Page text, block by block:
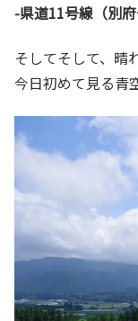
-県道11号線（別
そしてそして、晴
今日初めて見る青